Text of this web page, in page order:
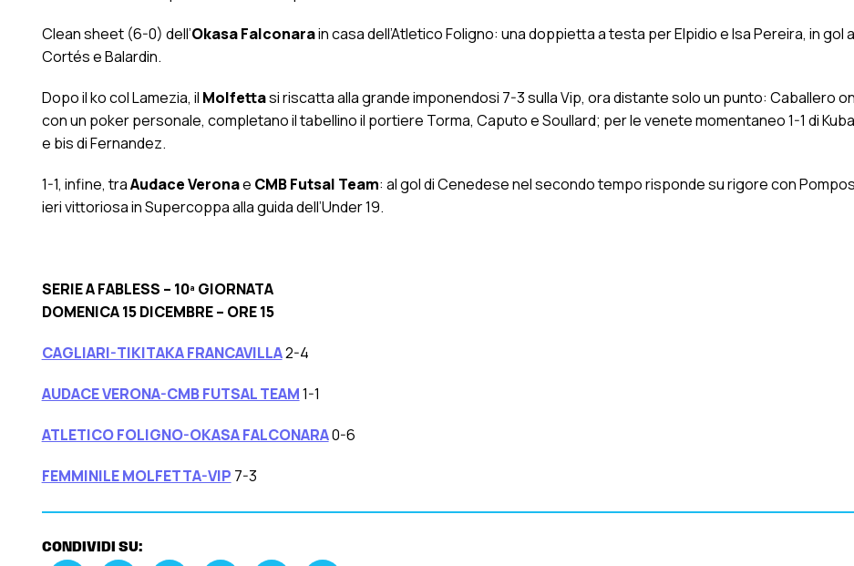
Clean sheet (6-0) dell’Okasa Falconarain casa dell’Atletico Foligno: una doppietta a testa per Elpidio e Isa Pereira, in gol
Cortés e Balardin.
Dopo il ko col Lamezia, il Molfettasi riscatta alla grande imponendosi 7-3 sulla Vip, ora distante solo un punto: Caballero
con un poker personale, completano il tabellino il portiere Torma, Caputo e Soullard; per le venete momentaneo 1-1 di
e bis di Fernandez.
1-1, infine, traAudace Veronae CMB Futsal Team: al gol di Cenedese nel secondo tempo risponde su rigore con
ieri vittoriosa in Supercoppa alla guida dell’Under 19.
SERIE A FABLESS – 10ª GIORNATA
DOMENICA 15 DICEMBRE – ORE 15
CAGLIARI-TIKITAKA FRANCAVILLA2-4
AUDACE VERONA-CMB FUTSAL TEAM1-1
ATLETICO FOLIGNO-OKASA FALCONARA0-6
FEMMINILE MOLFETTA-VIP 7-3
CONDIVIDI SU: